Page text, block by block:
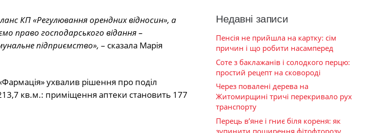
КП «Регулювання орендних відносин», а
право господарського відання –
підприємство», – сказала Марія
ухвалив рішення про поділ
кв.м.: приміщення аптеки становить 177
Недавні записи
Пенсія не прийшла на картку: сім
причин і що робити насамперед
Соте з баклажанів і солодкого перцю:
простий рецепт на сковороді
Через повалені дерева на
Житомирщині тричі перекривало рух
транспорту
Перець в’яне і гниє біля кореня: як
зупинити поширення фітофторозу